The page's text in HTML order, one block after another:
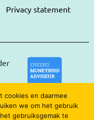
Privacy statement
cookies en daarmee
we om het gebruik
gebruiksgemak te